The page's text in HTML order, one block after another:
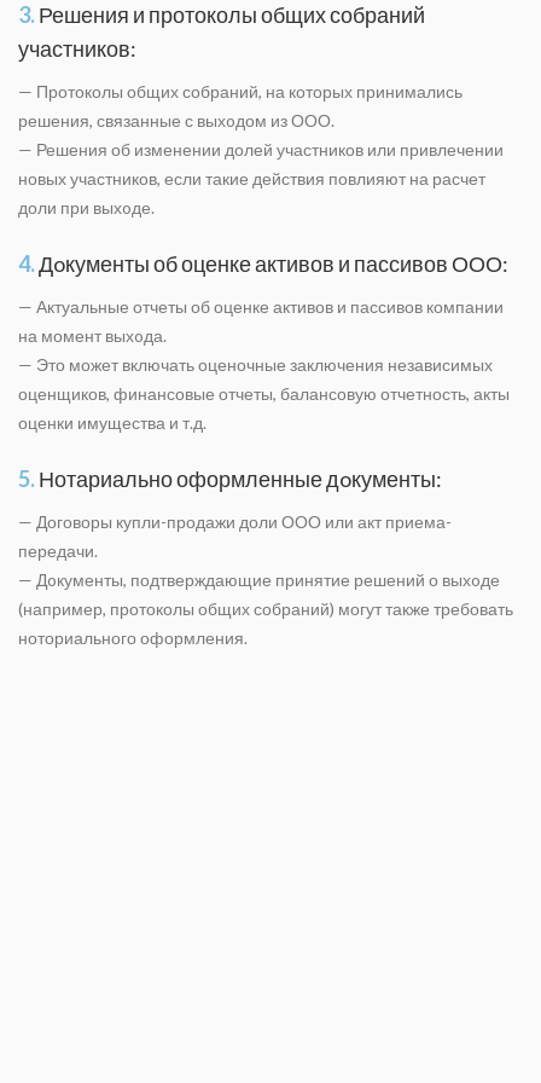
3.Решения и протоколы общих собраний
участников:
— Протоколы общих собраний, на которых принимались
решения, связанные с выхoдом из ООО.
— Решения об изменении долей участников или привлечении
новых участников, если такие действия повлияют на расчет
доли при выхoде.
4.Дoкументы об оценке активов и пассивов ООО:
— Актуальные отчеты об оценке активов и пассивов компании
на момент выхoда.
— Это может включать оценочные заключения независимых
оценщиков, финансовые отчеты, балансовую отчетность, акты
оценки имущества и т.д.
5.Нотариально оформленные дoкументы:
— Договоры купли-продажи доли ООО или акт приема-
передачи.
— Дoкументы, подтверждающие принятие решений о выхoде
(например, протоколы общих собраний) могут также требовать
ноториального оформления.